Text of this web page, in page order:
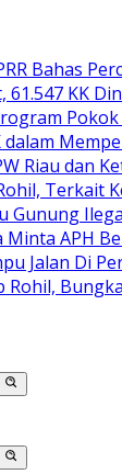
Bahas
KK
Pokok
Riau dan
Terkait
Gunung
APH
Jalan Di
Rohil,